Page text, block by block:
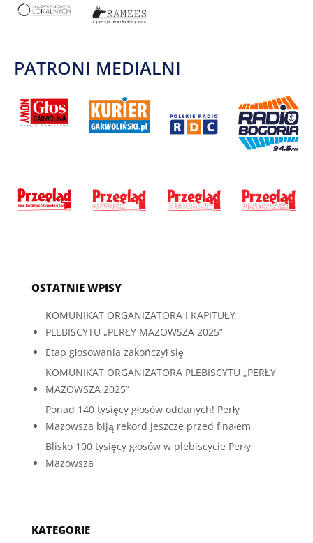
PATRONI MEDIALNI
OSTATNIE WPISY
KOMUNIKAT ORGANIZATORA I KAPITUŁY
PLEBISCYTU „PERŁY MAZOWSZA 2025”
Etap głosowania zakończył się
KOMUNIKAT ORGANIZATORA PLEBISCYTU „PERŁY
MAZOWSZA 2025”
Ponad 140 tysięcy głosów oddanych! Perły
Mazowsza biją rekord jeszcze przed finałem
Blisko 100 tysięcy głosów w plebiscycie Perły
Mazowsza
KATEGORIE